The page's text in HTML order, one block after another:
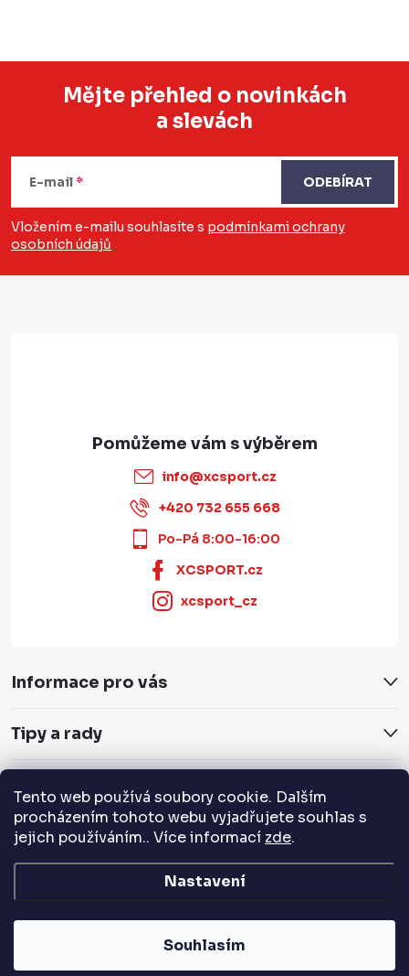
Tento web používá soubory cookie. Dalším
procházením tohoto webu vyjadřujete souhlas s
jejich používáním.. Více informací zde.
Nastavení
Souhlasím
á
a
Mějte přehled o novinkách
a slevách
E-mail
Vložením e-mailu souhlasíte s podmínkami ochrany
osobních údajů
ODEBÍRAT
info@xcsport.cz
+420 732 655 668
Po-Pá 8:00-16:00
XCSPORT.cz
xcsport_cz
Informace pro vás
Tipy a rady
Servis a služby
Přijímáme online platby